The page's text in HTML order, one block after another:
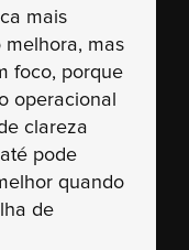
mais
melhora, mas
foco, porque
operacional
clareza
pode
quando
de